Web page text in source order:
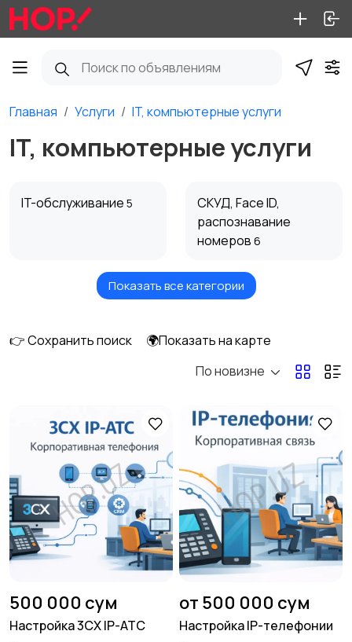
Главная Услуги IT, компьютерные услуги
IT, компьютерные услуги
IT-обслуживание 5
СКУД, Face ID,
распознавание
номеров 6
Слаботочка,
IP-телефония, CRM
Восстановление
данных
Консультация и
обучение1
Компьютерная
ПК1
Создание и
1
Показать все категории
👉 Сохранить поиск
🌍Показать на карте
По новизне
500 000 сум
Настройка 3CX IP-АТС
от 500 000 сум
Настройка IP-телефонии